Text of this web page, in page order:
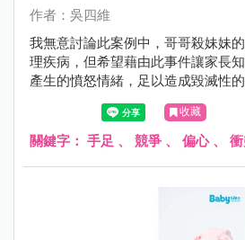
作者：吳四維
我無意討論此案例中，哥哥殺妹妹
理疾病，但希望藉由此事件讓家長
產生的憤怒情緒，足以造成毀滅性的
收藏
關鍵字： 手足 、 競爭 、 偏心、